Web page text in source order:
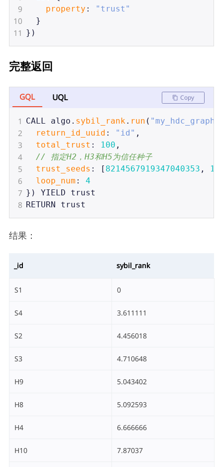
9 property : "trust"
10
  }
11 })
完整返回
GQL UQL Copy
1 CALL algo . sybil_rank. run ( "my_hdc_graph"
2 return_id_uuid : "id" ,
3 total_trust : 100 ,
4 // 指定H2，H3和H5为信任种子
5 trust_seeds : [ 8214567919347040353 ,
6 loop_num : 4
7 }) YIELD trust
8 RETURN trust
结果：
_id sybil_rank
S1 0
S4 3.611111
S2 4.456018
S3 4.710648
H9 5.043402
H8 5.092593
H4 6.666666
H10 7.87037